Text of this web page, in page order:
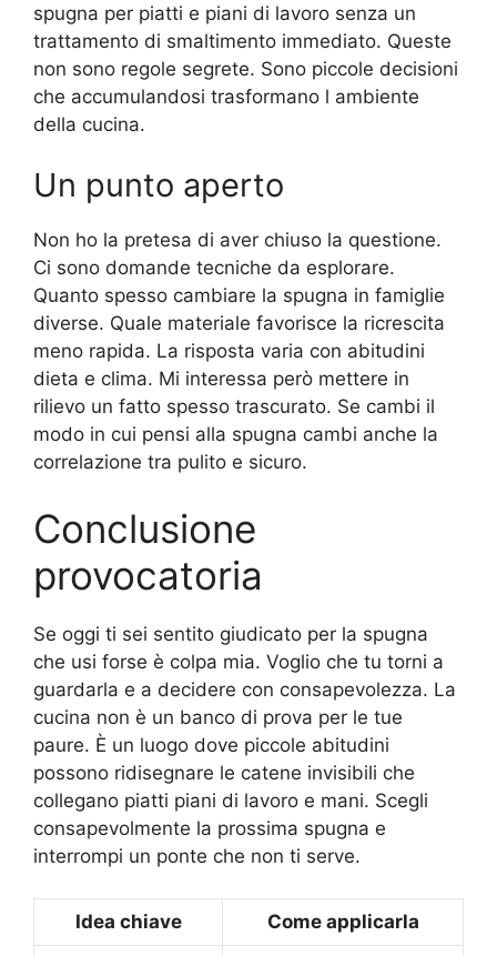
spugna per piatti e piani di lavoro senza un
trattamento di smaltimento immediato. Queste
non sono regole segrete. Sono piccole decisioni
che accumulandosi trasformano l ambiente
della cucina.
Un punto aperto
Non ho la pretesa di aver chiuso la questione.
Ci sono domande tecniche da esplorare.
Quanto spesso cambiare la spugna in famiglie
diverse. Quale materiale favorisce la ricrescita
meno rapida. La risposta varia con abitudini
dieta e clima. Mi interessa però mettere in
rilievo un fatto spesso trascurato. Se cambi il
modo in cui pensi alla spugna cambi anche la
correlazione tra pulito e sicuro.
Conclusione
provocatoria
Se oggi ti sei sentito giudicato per la spugna
che usi forse è colpa mia. Voglio che tu torni a
guardarla e a decidere con consapevolezza. La
cucina non è un banco di prova per le tue
paure. È un luogo dove piccole abitudini
possono ridisegnare le catene invisibili che
collegano piatti piani di lavoro e mani. Scegli
consapevolmente la prossima spugna e
interrompi un ponte che non ti serve.
Idea chiave Come applicarla